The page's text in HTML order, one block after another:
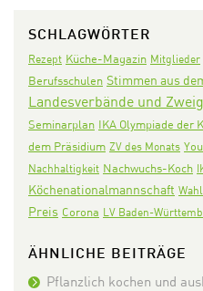
SCHLAGWÖRTER
Rezept Küche-Magazin Mitglieder
Berufsschulen Stimmen aus
Landesverbände und
Seminarplan IKA Olympiade der
dem Präsidium ZV des Monats
Nachhaltigkeit Nachwuchs-Koch
Köchenationalmannschaft Wahl
Preis Corona LV Baden-
ÄHNLICHE BEITRÄGE
Pflanzlich kochen und